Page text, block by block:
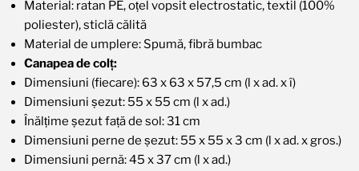
Material: ratan PE, oțel vopsit electrostatic, textil (100%
poliester), sticlă călită
Material de umplere: Spumă, fibră bumbac
Canapea de colț:
Dimensiuni (fiecare): 63 x 63 x 57,5 cm (l x ad. x î)
Dimensiuni șezut: 55 x 55 cm (l x ad.)
Înălțime șezut față de sol: 31 cm
Dimensiuni perne de șezut: 55 x 55 x 3 cm (l x ad. x gros.)
Dimensiuni pernă: 45 x 37 cm (l x ad.)